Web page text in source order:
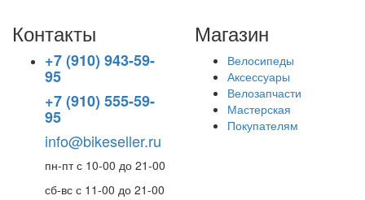
Контакты
+7 (910) 943-59-
95
+7 (910) 555-59-
95
info@bikeseller.ru
пн-пт с 10-00 до 21-00
сб-вс с 11-00 до 21-00
Магазин
Велосипеды
Аксессуары
Велозапчасти
Мастерская
Покупателям